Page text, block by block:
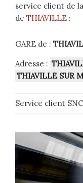
service client de
de THIAVILLE :
GARE de :
Adresse :
THIAVILLE SUR
Service client